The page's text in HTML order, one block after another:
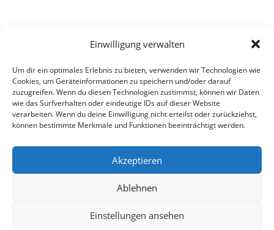
Einwilligung verwalten
Um dir ein optimales Erlebnis zu bieten, verwenden wir Technologien wie
Cookies, um Geräteinformationen zu speichern und/oder darauf
zuzugreifen. Wenn du diesen Technologien zustimmst, können wir Daten
wie das Surfverhalten oder eindeutige IDs auf dieser Website
verarbeiten. Wenn du deine Einwilligung nicht erteilst oder zurückziehst,
können bestimmte Merkmale und Funktionen beeinträchtigt werden.
Akzeptieren
Ablehnen
Einstellungen ansehen
Alle Rechte vorbehalten - Sarah Kailer